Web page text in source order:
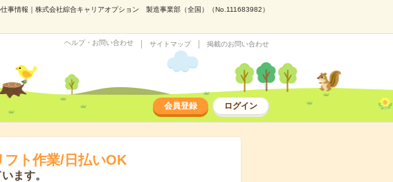
事情報｜株式会社綜合キャリアオプション 製造事業部（全国）（No.111683982）
ヘルプ・お問い合わせ サイトマップ 掲載のお問い合わせ
会員登録 ログイン
フト作業/日払いOK
ます。